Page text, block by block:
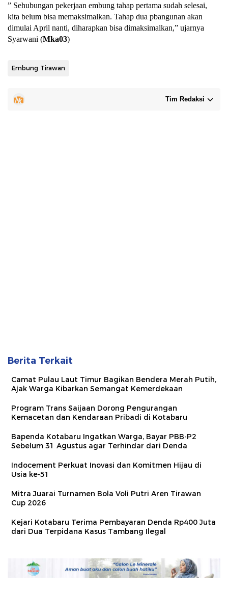
” Sehubungan pekerjaan embung tahap pertama sudah selesai,
kita belum bisa memaksimalkan. Tahap dua pbangunan akan
dimulai April nanti, diharapkan bisa dimaksimalkan,” ujarnya
Syarwani (Mka03)
Embung Tirawan
Tim Redaksi
Berita Terkait
Camat Pulau Laut Timur Bagikan Bendera Merah Putih,
Ajak Warga Kibarkan Semangat Kemerdekaan
Program Trans Saijaan Dorong Pengurangan
Kemacetan dan Kendaraan Pribadi di Kotabaru
Bapenda Kotabaru Ingatkan Warga, Bayar PBB-P2
Sebelum 31 Agustus agar Terhindar dari Denda
Indocement Perkuat Inovasi dan Komitmen Hijau di
Usia ke-51
Mitra Juarai Turnamen Bola Voli Putri Aren Tirawan
Cup 2026
Kejari Kotabaru Terima Pembayaran Denda Rp400 Juta
dari Dua Terpidana Kasus Tambang Ilegal